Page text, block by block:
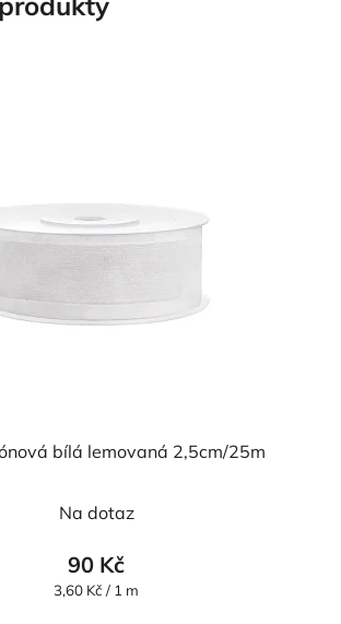
bílá lemovaná 2,5cm/25m
hodnocení
produktu
je
Na dotaz
90 Kč
Měrná
3,60 Kč / 1 m